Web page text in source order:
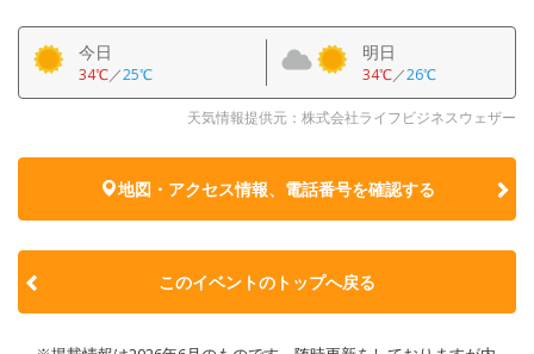
今日
34℃／25℃
明日
34℃／26℃
天気情報提供元：株式会社ライフビジネスウェザー
地図・アクセス情報、電話番号を確認する
このイベントのトップへ戻る